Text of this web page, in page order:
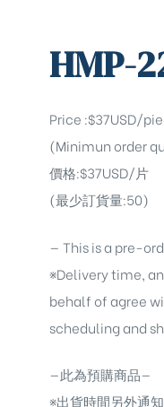
HMP-
Price :$37USD/
(Minimun order
價格:$37USD/片
(最少訂貨量:50)
— This is a pre-
※Delivery time,
behalf of agree
scheduling and
—此為預購商品—
※出貨時間另外通